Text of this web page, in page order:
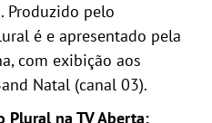
Produzido pelo
é e apresentado pela
com exibição aos
Natal (canal 03).
Plural na TV Aberta: